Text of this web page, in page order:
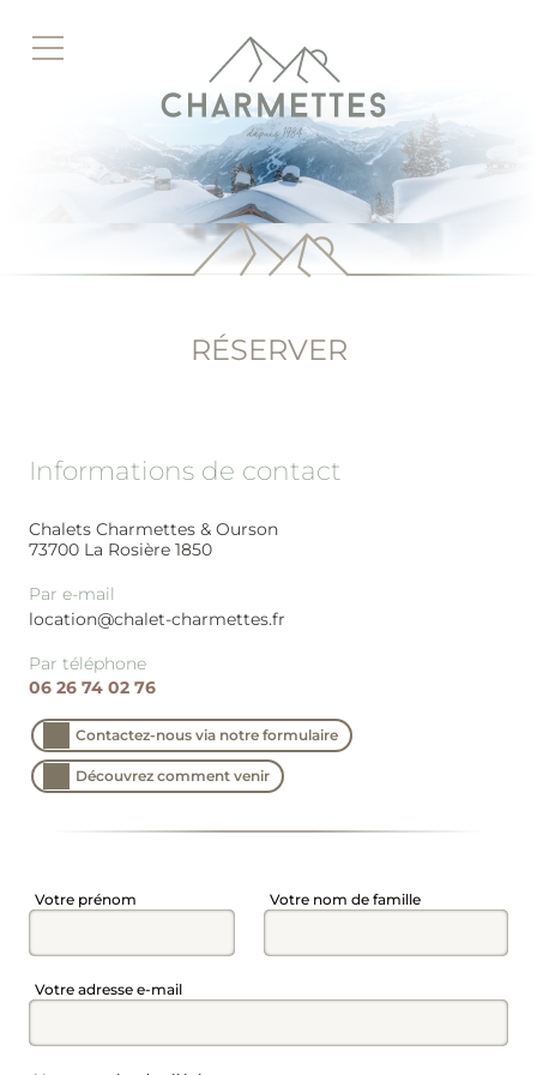
contenu
RETOUR
RÉSERVER
Champ
Votre prénom Champ
Votre nom de famille
Champ
Votre adresse e-mail
Informations de contact
Chalets Charmettes & Ourson
73700 La Rosière 1850
Par e-mail
location@chalet-charmettes.fr
Par téléphone
06 26 74 02 76
Contactez-nous via notre formulaire
Découvrez comment venir